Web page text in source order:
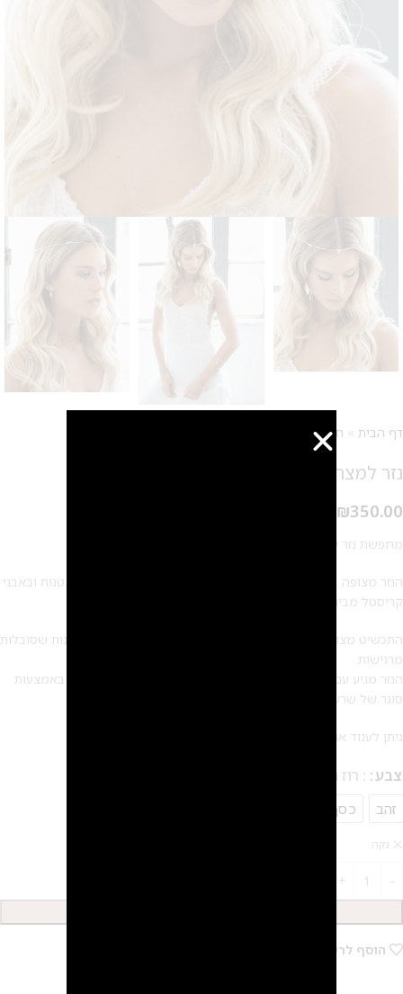
דף הבית » חנות»
נזר למצח רנה
₪350.00
מחפשת נזר עדין למצח? כזה שיתן לך לוק בוהו שיק הורס?
הנזר מצופה בזהב 14 קראט/ בכסף ומשובץ באבני קריסטל צ'כי קטנות ובאבני
קריסטל מבית SWAROVSKI
התכשיט מצופה בציפוי מיוחד אנטי- אלרגני המתאים במיוחד לבנות שסובלות
מרגישות
הנזר מגיע עם שרשרת הארכה שניתן לכוון לפי הגודל הרצוי ונסגר באמצעות
סוגר של שרשרת
ניתן לענוד את הנזר על המצח או על השיער כקשת
צבע : רוז גולד
זהב
כסף
נקה
הוסף לרשימת המשאלות